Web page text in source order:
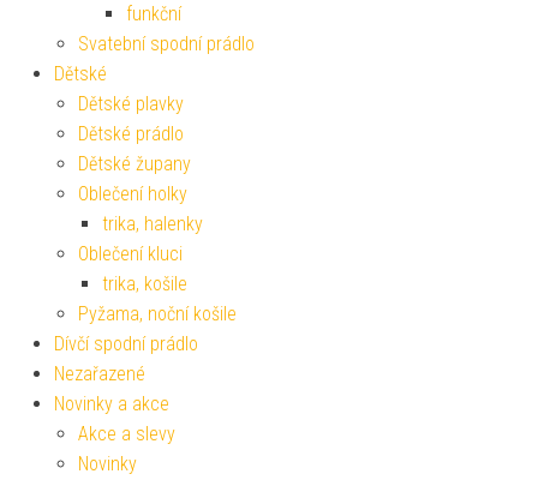
funkční
Svatební spodní prádlo
Dětské
Dětské plavky
Dětské prádlo
Dětské župany
Oblečení holky
trika, halenky
Oblečení kluci
trika, košile
Pyžama, noční košile
Dívčí spodní prádlo
Nezařazené
Novinky a akce
Akce a slevy
Novinky